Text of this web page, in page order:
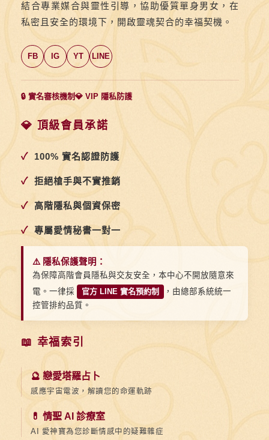
男
人
時
席，
氛
令
人
法
忍
受
結合專業媒合與靈性引導，協助優質單身男女，在
私密且安全的環境下，開啟靈魂契合的幸福契機。
FB IG YT LINE
🔒 實名審核機制💎 VIP 隱私防護
💎 頂級會員承諾
✓ 100% 實名認證防護
✓ 拒絕槍手與不實推銷
✓ 高階隱私與個資保密
✓ 專屬愛情秘書一對一
⚠️ 隱私保護聲明：
為保障高階會員隱私與交友安全，本中心不開放隨意來
電。一律採
官方 LINE 實名預約制
，由總部系統統一
控管排約品質。
📖 幸福索引
🔮 戀愛塔羅占卜
感應宇宙電波，解讀您的命運軌跡
💊 情聖 AI 診療室
AI 愛神寶為您診斷情感中的疑難雜症